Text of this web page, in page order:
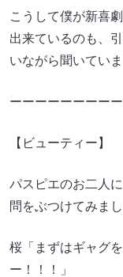
こうして僕が新喜
出来ているのも、
いながら聞いていま
ーーーーーーーー
【ビューティー】
パスピエのお二人
問をぶつけてみまし
桜「まずはギャグ
ー！！！」